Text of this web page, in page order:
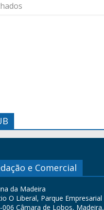
e Comercial
da Madeira
O Liberal, Parque
006 Câmara de Lobos,